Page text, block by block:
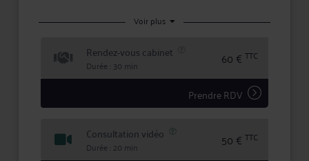
d'une confidentialité totale dans le traitement de
d'avocat en matière d'expertise et de sécurité.
Voir plus
Rendez-vous cabinet
Durée : 30 min 60 € TTC
Prendre RDV
Consultation vidéo
Durée : 20 min 50 € TTC